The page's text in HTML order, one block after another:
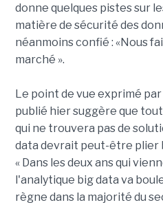
donne quelques pistes sur
matière de sécurité des
néanmoins confié : «Nous
marché ».
Le point de vue exprimé
publié hier suggère que
qui ne trouvera pas de
data devrait peut-être plier
« Dans les deux ans qui
l'analytique big data va
règne dans la majorité du